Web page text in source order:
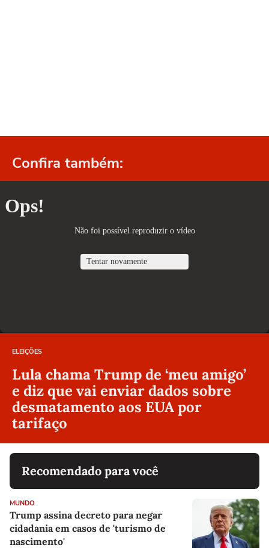
Confira também:
ELEIÇÕES
Lula chama Trump de ‘meu amigo’
e diz que vai enviar dados sobre
desmatamento aos EUA por
tarifaço
Recomendado para você
MUNDO
Trump assina decreto para negar
cidadania em casos de 'turismo de
nascimento'